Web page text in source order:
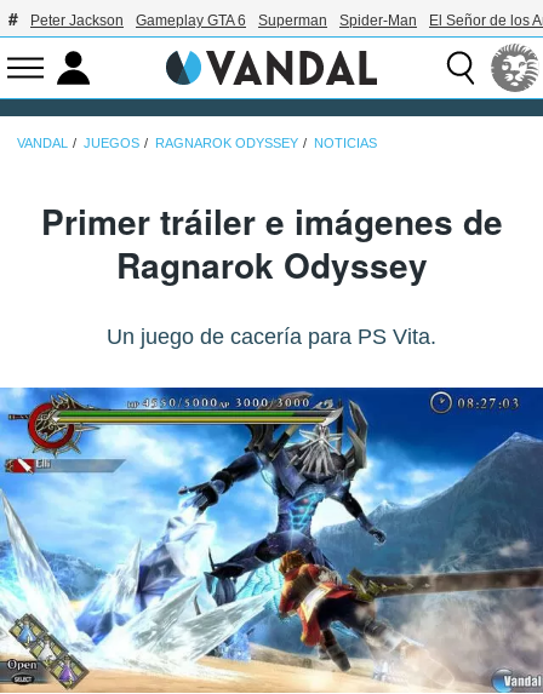
Peter Jackson Gameplay GTA 6 Superman Spider-Man El Señor de los
VANDAL JUEGOS RAGNAROK ODYSSEY NOTICIAS
Primer tráiler e imágenes de
Ragnarok Odyssey
Un juego de cacería para PS Vita.